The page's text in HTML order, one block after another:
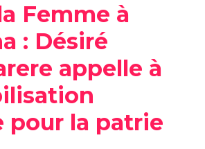
Femme à
: Désiré
appelle à
pour la patrie